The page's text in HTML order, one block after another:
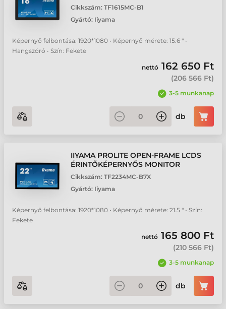
Cikkszám: TF1615MC-B1
Gyártó: Iiyama
Képernyő felbontása: 1920*1080 • Képernyő mérete: 15.6 " •
Hangszóró • Szín: Fekete
nettó 162 650 Ft
(206 566 Ft)
3-5 munkanap
db
IIYAMA PROLITE OPEN-FRAME LCDS
ÉRINTŐKÉPERNYŐS MONITOR
Cikkszám: TF2234MC-B7X
Gyártó: Iiyama
Képernyő felbontása: 1920*1080 • Képernyő mérete: 21.5 " • Szín:
Fekete
nettó 165 800 Ft
(210 566 Ft)
3-5 munkanap
db